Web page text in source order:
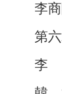
李
第
李